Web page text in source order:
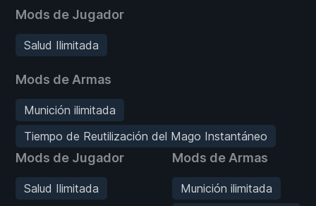
Mods de Jugador
Salud Ilimitada
Mods de Armas
Munición ilimitada
Tiempo de Reutilización del Mago Instantáneo
Mods de Jugador
Salud Ilimitada
Mods de Armas
Munición ilimitada